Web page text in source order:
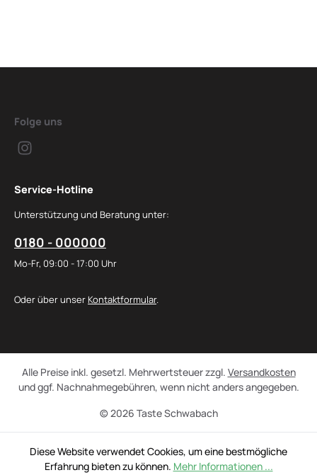
Folge uns
Service-Hotline
Unterstützung und Beratung unter:
0180 - 000000
Mo-Fr, 09:00 - 17:00 Uhr
Oder über unser Kontaktformular.
© 2026 Taste Schwabach
Alle Preise inkl. gesetzl. Mehrwertsteuer zzgl. Versandkosten
und ggf. Nachnahmegebühren, wenn nicht anders angegeben.
Diese Website verwendet Cookies, um eine bestmögliche
Erfahrung bieten zu können. Mehr Informationen ...